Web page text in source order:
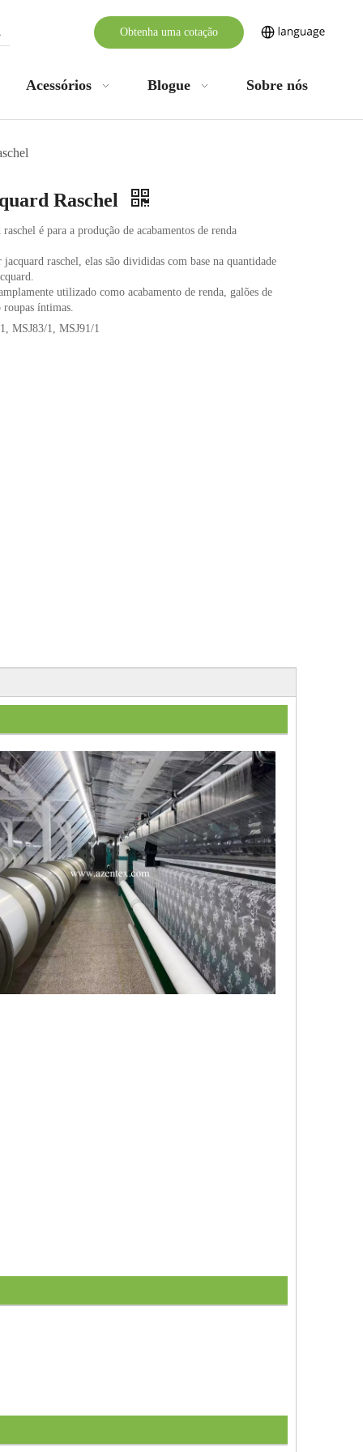
Obtenha uma cotação
Acessórios Blogue Sobre nós
Raschel
é para a produção de acabamentos de renda
raschel, elas são divididas com base na quantidade
utilizado como acabamento de renda, galões de
roupas íntimas.
MSJ83/1, MSJ91/1